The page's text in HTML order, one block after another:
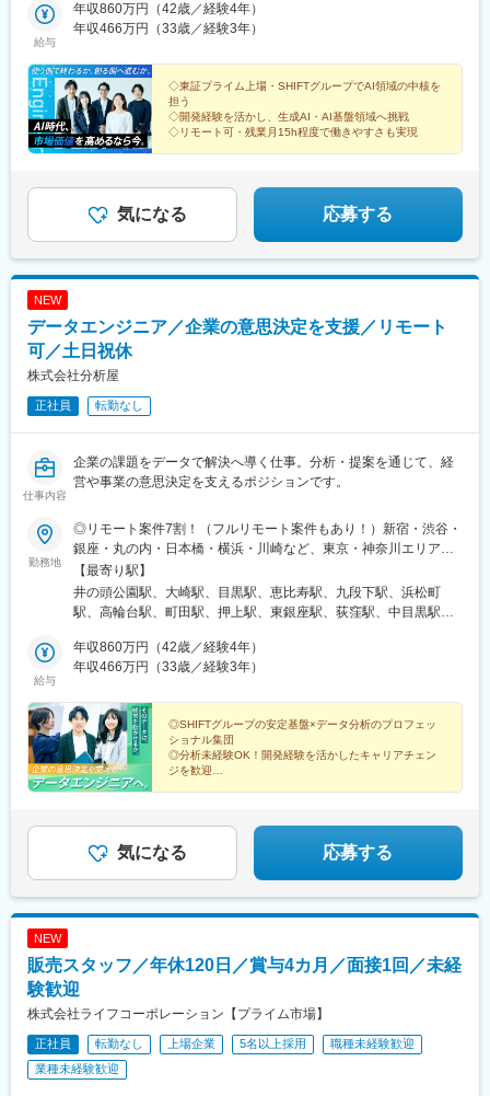
チームでのアサインが基本となります。（案件により単独の場合
あり）※社員は東京・神奈川・千葉・埼玉在住者が中心です。◎分
ル4階＼サテライト利用可／◎SHIFT東京本社〒106-0041 東京
都港区麻布台1-3-1 麻布台ヒルズ 森JPタワー◎SHIFT新宿オフィ
ス〒151-0053 東京都渋谷区代々木3-22-7 新宿文化クイントビル
谷駅、東北沢駅、東陽町駅、国分寺駅、原宿駅、新大塚駅、四ツ
谷駅、馬喰町駅、秋葉原駅、国立駅、北千住駅、京成金町駅、葛
駅、田端駅、神谷町駅、大泉学園駅、芦花公園駅、経堂駅、成城
学園前駅、石神井公園駅、分倍河原駅、神保町駅、新秋津駅、学
芸大学駅、有楽町駅、東日本橋駅、汐留駅、木場駅(東京都)、ひば
りケ丘駅(東京都)、大門駅(東京都)、駒沢大学駅、新御茶ノ水駅、
国会議事堂前駅、用賀駅、新板橋駅、西新井駅、清瀬駅、立会川
駅、光が丘駅、南大沢駅、表参道駅、五反田駅、東小金井駅、東
武練馬駅、千歳船橋駅、成増駅、瑞江駅、築地駅、麹町駅、初台
駅、砂川七番駅、高井戸駅、久我山駅、信濃町駅、中村橋駅、旗
の台駅、上野駅、方南町駅、北赤羽駅、小菅駅、三軒茶屋駅、池
上駅、小平駅、国領駅、板橋本町駅、あざみ野駅、たまプラーザ
駅、京急川崎駅、戸塚駅、溝の口駅、綱島駅、湘南台駅、上大岡
駅、平塚駅、本厚木駅、戸部駅、京急東神奈川駅、石川町駅、伊
勢佐木長者町駅、平沼橋駅、新高島駅、元町・中華街駅、馬車道
尻手駅、矢向駅、大倉山駅(神奈川県)、高田駅(神奈川県)、小机
駅、新羽駅、センター北駅、センター南駅、中川駅(神奈川県)、市
が尾駅、藤が丘駅(神奈川県)、恩田駅、十日市場駅(神奈川県)、中
山駅(神奈川県)、鶴ケ峰駅、瀬谷駅、三ツ境駅、桜ケ丘駅、星川
駅、保土ケ谷駅、天王町駅、西谷駅、上星川駅、南太田駅、井土
(神奈川県)、京急富岡駅、金沢文庫駅、六浦駅、港南台駅、上永谷
駅、港南中央駅、下永谷駅、本郷台駅、大船駅、東戸塚駅、緑園
駅、八丁畷駅、新川崎駅、元住吉駅、武蔵溝ノ口駅、宿河原駅、
五月台駅、相模大野駅、橋本駅(神奈川県)、小田原駅、高田馬場
駅、参宮橋駅、竹ノ塚駅、桜新町駅、目白駅、青砥駅、護国寺
駅、向原駅(東京都)、東京駅、大手町駅(東京都)、神田駅(東京
都)、末広町駅(東京都)、岩本町駅、半蔵門駅、永田町駅、飯田橋
駅、麻布十番駅、白金高輪駅、白金台駅、芝公園駅、お台場海浜
公園駅、落合南長崎駅、若松河田駅、新宿御苑前駅、牛込神楽坂
駅、西早稲田駅、本郷三丁目駅、東大前駅、千駄木駅、湯島駅、
白山駅(東京都)、春日駅(東京都)、千駄ケ谷駅、渋谷駅、吉祥寺
駅、大崎広小路駅、代官山駅、高輪ゲートウェイ駅、とうきょう
駅、王子駅、下北沢駅、明治神宮前駅、大塚駅前駅、牛田駅(東京
都)、金町駅(東京都)、住吉駅(東京都)、巣鴨駅、赤土小学校前駅、
千歳烏山駅、府中本町駅、秋津駅、馬喰横山駅、新橋駅、桜田門
駅、下板橋駅、大師前駅、外苑前駅、人形町駅、地下鉄成増駅、
築地市場駅、西小山駅、淡路町駅、西新宿駅、神楽坂駅、国際展
示場駅、和泉多摩川駅、鶯谷駅、平和島駅、大岡山駅、御成門
駅、三ノ輪橋駅、泉体育館駅、富士見ケ丘駅、国立競技場駅、八
給与
年収860万円（42歳／経験4年）
年収466万円（33歳／経験3年）
◇東証プライム上場・SHIFTグループでAI領域の中核を
担う
◇開発経験を活かし、生成AI・AI基盤領域へ挑戦
◇リモート可・残業月15h程度で働きやすさも実現
気になる 応募する
NEW
データエンジニア／企業の意思決定を支援／リモート
可／土日祝休
株式会社分析屋
正社員 転勤なし
仕事内容
企業の課題をデータで解決へ導く仕事。分析・提案を通じて、経
営や事業の意思決定を支えるポジションです。
勤務地
◎リモート案件7割！（フルリモート案件もあり！）新宿・渋谷・
銀座・丸の内・日本橋・横浜・川崎など、東京・神奈川エリアを
中心としたクライアント企業での勤務となります。※フルリモート
の確約は出来かるため、 東京･神奈川へ柔軟に出勤できる方を対
象としています。※転居を伴う転勤なし※業務連絡は基本的にオン
チームでのアサインが基本となります。（案件により単独の場合
あり）※社員は東京・神奈川・千葉・埼玉在住者が中心です。◎分
ル4階＼サテライト利用可／◎SHIFT東京本社〒106-0041 東京
都港区麻布台1-3-1 麻布台ヒルズ 森JPタワー◎SHIFT新宿オフィ
ス〒151-0053 東京都渋谷区代々木3-22-7 新宿文化クイントビル
【最寄り駅】
井の頭公園駅、大崎駅、目黒駅、恵比寿駅、九段下駅、浜松町
駅、高輪台駅、町田駅、押上駅、東銀座駅、荻窪駅、中目黒駅、
谷駅、東北沢駅、東陽町駅、国分寺駅、原宿駅、新大塚駅、四ツ
谷駅、馬喰町駅、秋葉原駅、国立駅、北千住駅、京成金町駅、葛
駅、田端駅、神谷町駅、大泉学園駅、芦花公園駅、経堂駅、成城
学園前駅、石神井公園駅、分倍河原駅、神保町駅、新秋津駅、学
芸大学駅、有楽町駅、東日本橋駅、汐留駅、木場駅(東京都)、ひば
りケ丘駅(東京都)、大門駅(東京都)、駒沢大学駅、新御茶ノ水駅、
国会議事堂前駅、用賀駅、新板橋駅、西新井駅、清瀬駅、立会川
駅、光が丘駅、南大沢駅、表参道駅、五反田駅、東小金井駅、東
武練馬駅、千歳船橋駅、成増駅、瑞江駅、築地駅、麹町駅、初台
駅、砂川七番駅、高井戸駅、久我山駅、信濃町駅、中村橋駅、旗
の台駅、上野駅、方南町駅、北赤羽駅、小菅駅、三軒茶屋駅、池
上駅、小平駅、国領駅、板橋本町駅、あざみ野駅、たまプラーザ
駅、京急川崎駅、戸塚駅、溝の口駅、綱島駅、湘南台駅、上大岡
駅、新横浜駅、新杉田駅、新百合ケ丘駅、青葉台駅、長津田駅、
給与
年収860万円（42歳／経験4年）
年収466万円（33歳／経験3年）
◎SHIFTグループの安定基盤×データ分析のプロフェッ
ショナル集団
◎分析未経験OK！開発経験を活かしたキャリアチェン
ジを歓迎
気になる 応募する
NEW
販売スタッフ／年休120日／賞与4カ月／面接1回／未経
験歓迎
株式会社ライフコーポレーション【プライム市場】
正社員 転勤なし 上場企業 5名以上採用
職種未経験歓迎
業種未経験歓迎